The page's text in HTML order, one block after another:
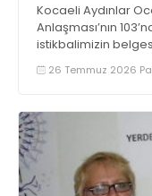
Kocaeli Aydınlar
Anlaşması’nın
istikbalimizin
“Lozan’ın ruhu,
yaşamaya devam
26 Temmuz 2026